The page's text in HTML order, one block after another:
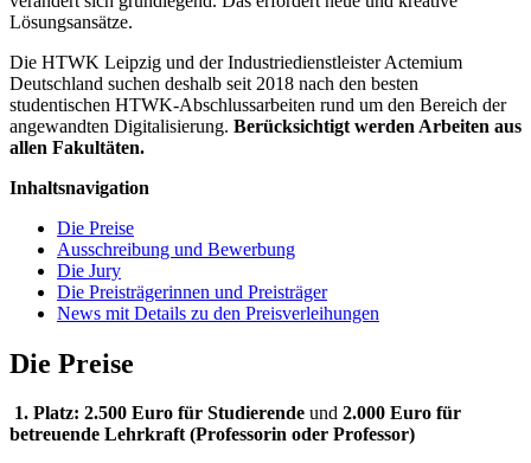
Lösungsansätze.
Die HTWK Leipzig und der Industriedienstleister Actemium
Deutschland suchen deshalb seit 2018 nach den besten
studentischen HTWK-Abschlussarbeiten rund um den Bereich der
angewandten Digitalisierung. Berücksichtigt werden Arbeiten aus
allen Fakultäten.
Inhaltsnavigation
Die Preise
Ausschreibung und Bewerbung
Die Jury
Die Preisträgerinnen und Preisträger
News mit Details zu den Preisverleihungen
Die Preise
1. Platz: 2.500 Euro für Studierende und 2.000 Euro für
betreuende Lehrkraft (Professorin oder Professor)